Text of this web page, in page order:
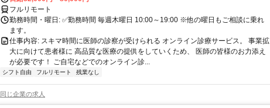
フルリモート
勤務時間・曜日: ✅勤務時間 毎週木曜日 10:00～19:00 ※他の曜日もご相談に乗れ
ます。
仕事内容: スキマ時間に医師の診察が受けられる オンライン診療サービス。 事業拡
大に向けて患者様に 高品質な医療の提供をしていくため、 医師の皆様のお力添え
が必要です！ ご自宅などでのオンライン診...
シフト自由 フルリモート 残業なし
同じ企業の求人